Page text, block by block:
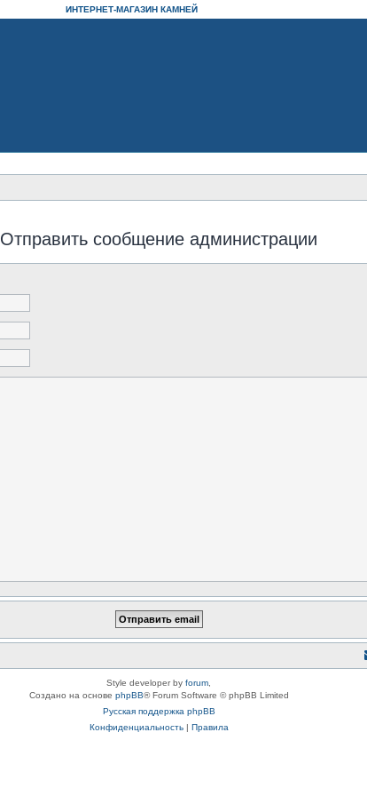
ИНТЕРНЕТ-МАГАЗИН КАМНЕЙ
Отправить сообщение администрации
Style developer by forum
Создано на основе phpBB® Forum Software © phpBB Limited
Русская поддержка phpBB
Конфиденциальность| Правила